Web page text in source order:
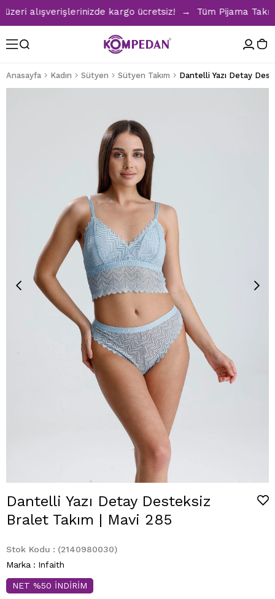
alışverişlerinizde kargo ücretsiz! → Tüm Pijama
Anasayfa Kadın Sütyen Sütyen Takım Dantelli Yazı Detay
Dantelli Yazı Detay Desteksiz
Bralet Takım | Mavi 285
Stok Kodu
(2140980030)
Marka : Infaith
NET %50 İNDİRİM